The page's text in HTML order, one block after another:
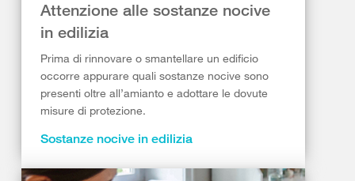
Attenzione alle sostanze nocive
in edilizia
Prima di rinnovare o smantellare un edificio
occorre appurare quali sostanze nocive sono
presenti oltre all’amianto e adottare le dovute
misure di protezione.
Sostanze nocive in edilizia